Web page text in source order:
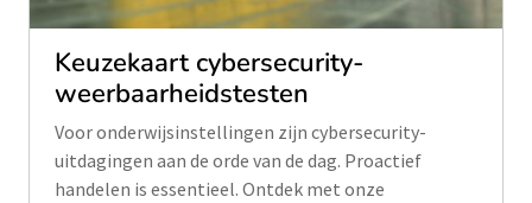
Keuzekaart cybersecurity-
weerbaarheidstesten
Voor onderwijsinstellingen zijn cybersecurity-
uitdagingen aan de orde van de dag. Proactief
handelen is essentieel. Ontdek met onze